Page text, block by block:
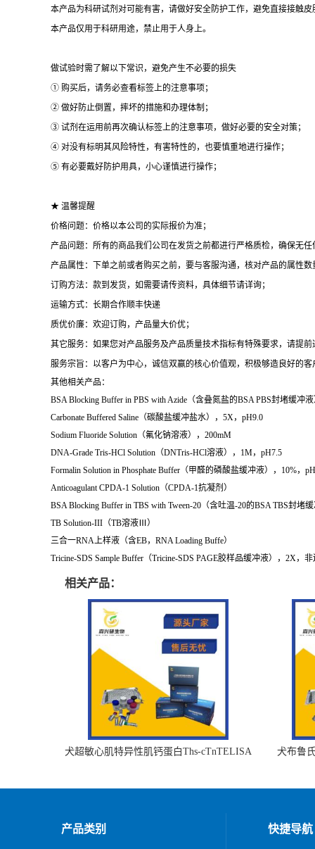
本产品为科研试剂对可能有害，请做好安全防护工作，避免直接接触皮
本产品仅用于科研用途，禁止用于人身上。
做试验时需了解以下常识，避免产生不必要的损失
① 购买后，请务必查看标签上的注意事项；
② 做好防止倒置，摔坏的措施和办理体制；
③ 试剂在运用前再次确认标签上的注意事项，做好必要的安全对策；
④ 对没有标明其风险特性，有害特性的，也要慎重地进行操作；
⑤ 有必要戴好防护用具，小心谨慎进行操作；
★ 温馨提醒
价格问题：价格以本公司的实际报价为准；
产品问题：所有的商品我们公司在发货之前都进行严格质检，确保无任
产品属性：下单之前或者购买之前，要与客服沟通，核对产品的属性
订购方法：款到发货，如需要请传资料，具体细节请详询；
运输方式：长期合作顺丰快递
质优价廉：欢迎订购，产品量大价优；
其它服务：如果您对产品服务及产品质量技术指标有特殊要求，请提前
服务宗旨：以客户为中心，诚信双赢的核心价值观，积极够造良好的
其他相关产品：
BSA Blocking Buffer in PBS with Azide（含叠氮盐的BSA PBS封堵缓冲
Carbonate Buffered Saline（碳酸盐缓冲盐水），5X，pH9.0
Sodium Fluoride Solution（氟化钠溶液），200mM
DNA-Grade Tris-HCl Solution（DNTris-HCl溶液），1M，pH7.5
Formalin Solution in Phosphate Buffer（甲醛的磷酸盐缓冲液），10%，
Anticoagulant CPDA-1 Solution（CPDA-1抗凝剂）
BSA Blocking Buffer in TBS with Tween-20（含吐温-20的BSA TBS封堵
TB Solution-III（TB溶液Ⅲ）
三合一RNA上样液（含EB，RNA Loading Buffe）
Tricine-SDS Sample Buffer（Tricine-SDS PAGE胶样品缓冲液），2X，
相关产品：
犬超敏心肌特异性肌钙蛋白Ths-cTnTELISA
犬布鲁
产品类别 快捷导航